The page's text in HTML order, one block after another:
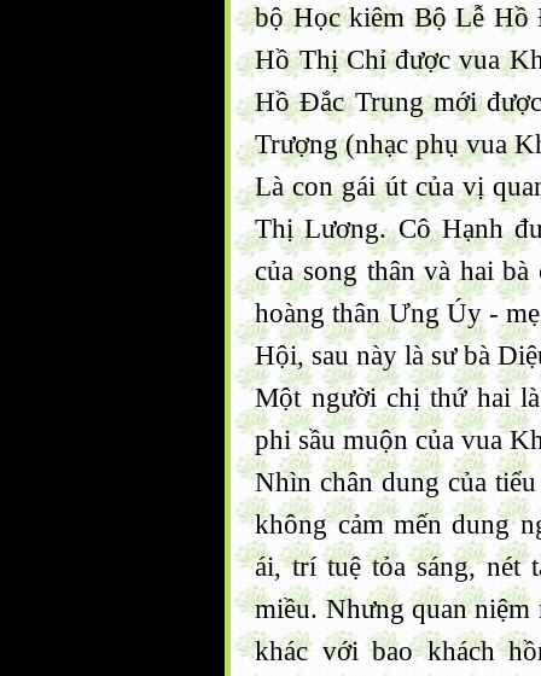
bộ Học kiêm Bộ Lễ Hồ
Hồ Thị Chỉ được vua
Hồ Đắc Trung mới
Trượng (nhạc phụ vua
Là con gái út của vị
Thị Lương. Cô Hạnh
của song thân và hai
hoàng thân Ưng Úy -
Hội, sau này là sư bà
Một người chị thứ hai
phi sầu muộn của vua
Nhìn chân dung của
không cảm mến dung
ái, trí tuệ tỏa sáng, nét
miều. Nhưng quan
khác với bao khách